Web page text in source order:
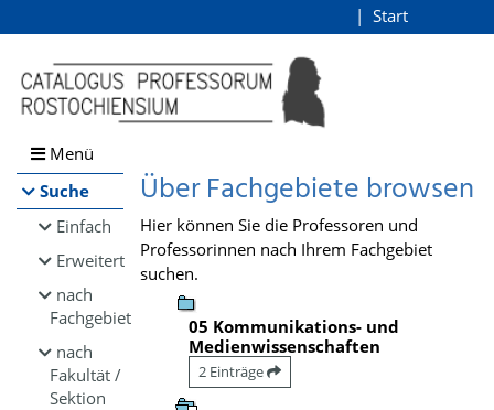
Browsen
direkt zum Inhalt
Start
Menü
Suche
Einfach
Erweitert
nach
Fachgebiet
nach
Fakultät /
Sektion
Über Fachgebiete browsen
Hier können Sie die Professoren und
Professorinnen nach Ihrem Fachgebiet
suchen.
05 Kommunikations- und
Medienwissenschaften
2 Einträge